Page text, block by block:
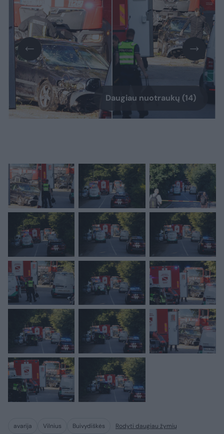
Daugiau nuotraukų (14)
avarija Vilnius Buivydiškės Rodyti daugiau žymių